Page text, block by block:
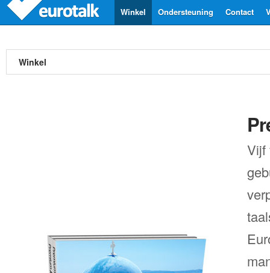
Contact
Ondersteuning
Winkel
Winkel
Vijf